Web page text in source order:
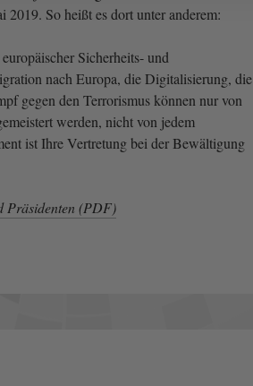
So heißt es dort unter anderem:
Sicherheits- und
nach Europa, die Digitalisierung, die
gegen den Terrorismus können nur von
werden, nicht von jedem
ist Ihre Vertretung bei der Bewältigung
Präsidenten (PDF)